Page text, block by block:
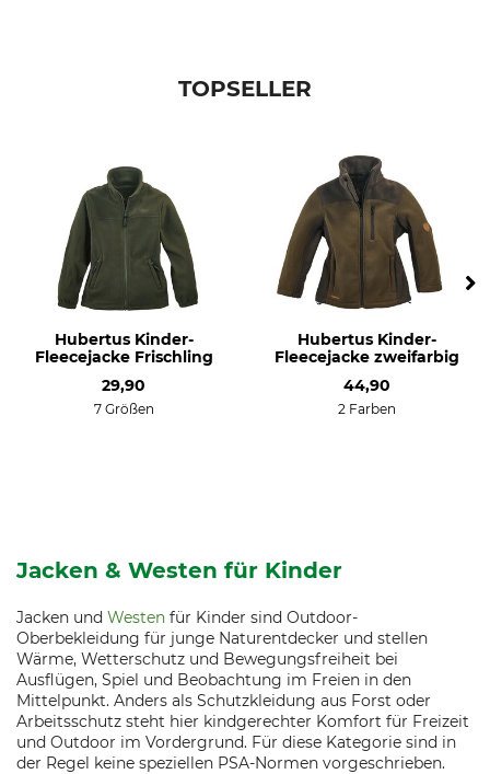
TOPSELLER
Hubertus Kinder-
Fleecejacke Frischling
29,90
7 Größen
Hubertus Kinder-
Fleecejacke zweifarbig
44,90
2 Farben
Jacken & Westen für Kinder
Jacken und Westen für Kinder sind Outdoor-
Oberbekleidung für junge Naturentdecker und stellen
Wärme, Wetterschutz und Bewegungsfreiheit bei
Ausflügen, Spiel und Beobachtung im Freien in den
Mittelpunkt. Anders als Schutzkleidung aus Forst oder
Arbeitsschutz steht hier kindgerechter Komfort für Freizeit
und Outdoor im Vordergrund. Für diese Kategorie sind in
der Regel keine speziellen PSA-Normen vorgeschrieben.